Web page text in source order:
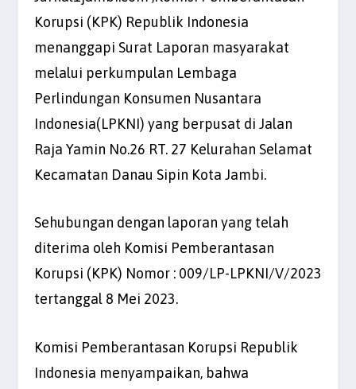
Korupsi (KPK) Republik Indonesia
menanggapi Surat Laporan masyarakat
melalui perkumpulan Lembaga
Perlindungan Konsumen Nusantara
Indonesia(LPKNI) yang berpusat di Jalan
Raja Yamin No.26 RT. 27 Kelurahan Selamat
Kecamatan Danau Sipin Kota Jambi.
Sehubungan dengan laporan yang telah
diterima oleh Komisi Pemberantasan
Korupsi (KPK) Nomor : 009/LP-LPKNI/V/2023
tertanggal 8 Mei 2023.
Komisi Pemberantasan Korupsi Republik
Indonesia menyampaikan, bahwa